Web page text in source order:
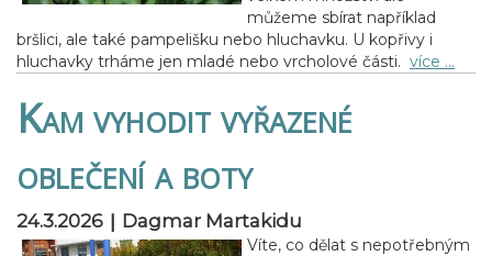
můžeme sbírat například
bršlici, ale také pampelišku nebo hluchavku. U kopřivy i
hluchavky trháme jen mladé nebo vrcholové části. více …
Kam vyhodit vyřazené
oblečení a boty
24.3.2026 | Dagmar Martakidu
Víte, co dělat s nepotřebným